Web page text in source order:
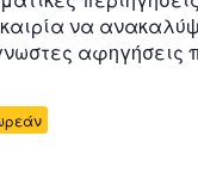
να
αφηγήσεις